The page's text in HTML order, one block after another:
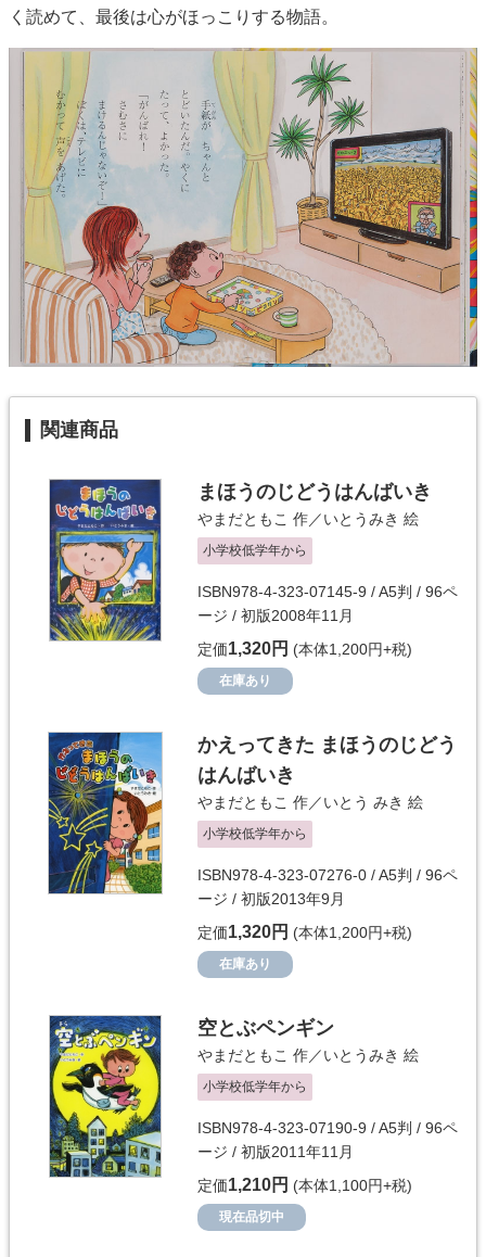
く読めて、最後は心がほっこりする物語。
関連商品
まほうのじどうはんばいき
やまだともこ 作／いとうみき 絵
小学校低学年から
ISBN978-4-323-07145-9 / A5判 / 96ペ
ージ / 初版2008年11月
定価1,320円 (本体1,200円+税)
在庫あり
かえってきた まほうのじどう
はんばいき
やまだともこ 作／いとう みき 絵
小学校低学年から
ISBN978-4-323-07276-0 / A5判 / 96ペ
ージ / 初版2013年9月
定価1,320円 (本体1,200円+税)
在庫あり
空とぶペンギン
やまだともこ 作／いとうみき 絵
小学校低学年から
ISBN978-4-323-07190-9 / A5判 / 96ペ
ージ / 初版2011年11月
定価1,210円 (本体1,100円+税)
現在品切中